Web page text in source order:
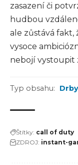
zasazení či
hudbou
ale zůstává
vysoce
nebojí vystoupit
Typ obsahu: Drby
Štítky: call of duty
ZDROJ: instant-